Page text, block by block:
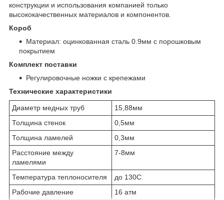
конструкции и использования компанией только
высококачественных материалов и компонентов.
Короб
Материал: оцинкованная сталь 0.9мм с порошковым
покрытием
Комплект поставки
Регулировочные ножки с крепежами
Технические характеристики
Диаметр медных труб
15,88мм
Толщина стенок
0,5мм
Толщина ламелей
0,3мм
Расстояние между
ламелями
7-8мм
Температура теплоносителя
до 130С
Рабочие давление
16 атм